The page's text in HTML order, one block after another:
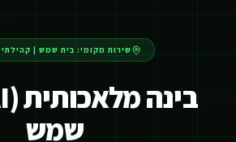
שירות מקומי: בית שמש
שמש